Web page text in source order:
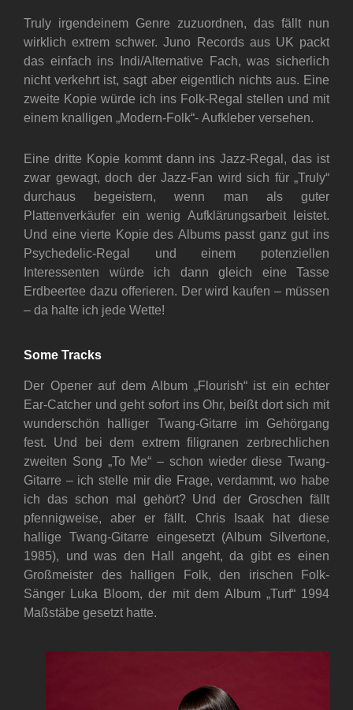
Truly irgendeinem Genre zuzuordnen, das fällt nun
wirklich extrem schwer. Juno Records aus UK packt
das einfach ins Indi/Alternative Fach, was sicherlich
nicht verkehrt ist, sagt aber eigentlich nichts aus. Eine
zweite Kopie würde ich ins Folk-Regal stellen und mit
einem knalligen „Modern-Folk“- Aufkleber versehen.
Eine dritte Kopie kommt dann ins Jazz-Regal, das ist
zwar gewagt, doch der Jazz-Fan wird sich für „Truly“
durchaus begeistern, wenn man als guter
Plattenverkäufer ein wenig Aufklärungsarbeit leistet.
Und eine vierte Kopie des Albums passt ganz gut ins
Psychedelic-Regal und einem potenziellen
Interessenten würde ich dann gleich eine Tasse
Erdbeertee dazu offerieren. Der wird kaufen – müssen
– da halte ich jede Wette!
Some Tracks
Der Opener auf dem Album „Flourish“ ist ein echter
Ear-Catcher und geht sofort ins Ohr, beißt dort sich mit
wunderschön halliger Twang-Gitarre im Gehörgang
fest. Und bei dem extrem filigranen zerbrechlichen
zweiten Song „To Me“ – schon wieder diese Twang-
Gitarre – ich stelle mir die Frage, verdammt, wo habe
ich das schon mal gehört? Und der Groschen fällt
pfennigweise, aber er fällt. Chris Isaak hat diese
hallige Twang-Gitarre eingesetzt (Album Silvertone,
1985), und was den Hall angeht, da gibt es einen
Großmeister des halligen Folk, den irischen Folk-
Sänger Luka Bloom, der mit dem Album „Turf“ 1994
Maßstäbe gesetzt hatte.